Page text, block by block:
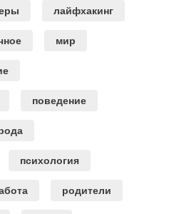
лайфхакинг
мир
поведение
психология
родители